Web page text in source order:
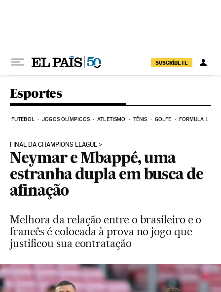
SUSCRÍBETE
Esportes
FUTEBOL JOGOS OLÍMPICOS ATLETISMO TÊNIS GOLFE FORMULA 1
FINAL DA CHAMPIONS LEAGUE
Neymar e Mbappé, uma
estranha dupla em busca de
afinação
Melhora da relação entre o brasileiro e o
francês é colocada à prova no jogo que
justificou sua contratação